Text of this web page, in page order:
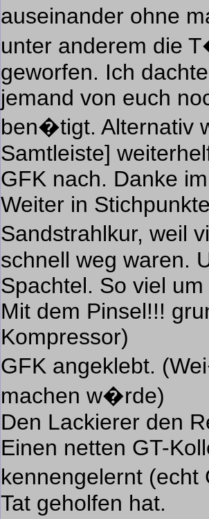
auseinander ohne
unter anderem die
geworfen. Ich
jemand von euch
ben�tigt. Alternativ
Samtleiste]
GFK nach. Danke
Weiter in
Sandstrahlkur, weil
schnell weg waren.
Spachtel. So viel
Mit dem Pinsel!!!
Kompressor)
GFK angeklebt.
machen w�rde)
Den Lackierer den
Einen netten GT-
kennengelernt
Tat geholfen hat.